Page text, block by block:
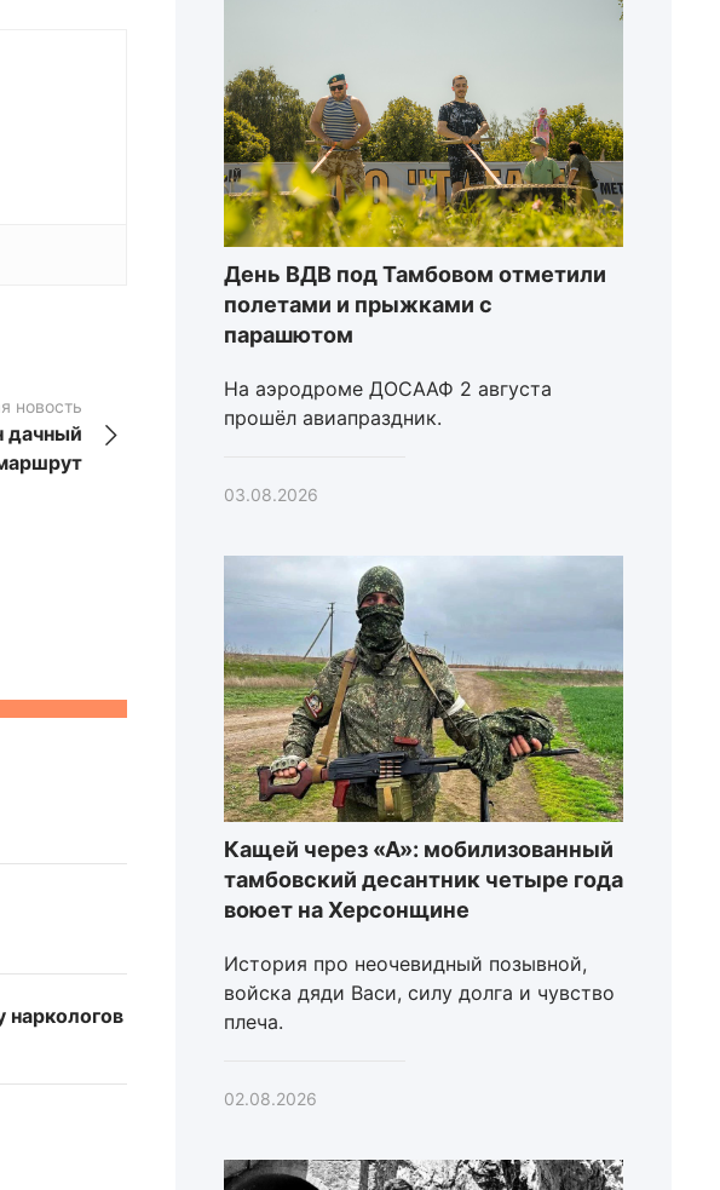
новость
дачный
наркологов
День ВДВ под Тамбовом отметили
полетами и прыжками с
парашютом
На аэродроме ДОСААФ 2 августа
прошёл авиапраздник.
03.08.2026
Кащей через «А»: мобилизованный
тамбовский десантник четыре года
воюет на Херсонщине
История про неочевидный позывной,
войска дяди Васи, силу долга и чувство
плеча.
02.08.2026